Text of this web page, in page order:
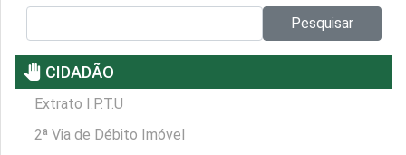
Pesquisar
pan_tool CIDADÃO
Extrato I.P.T.U
2ª Via de Débito Imóvel